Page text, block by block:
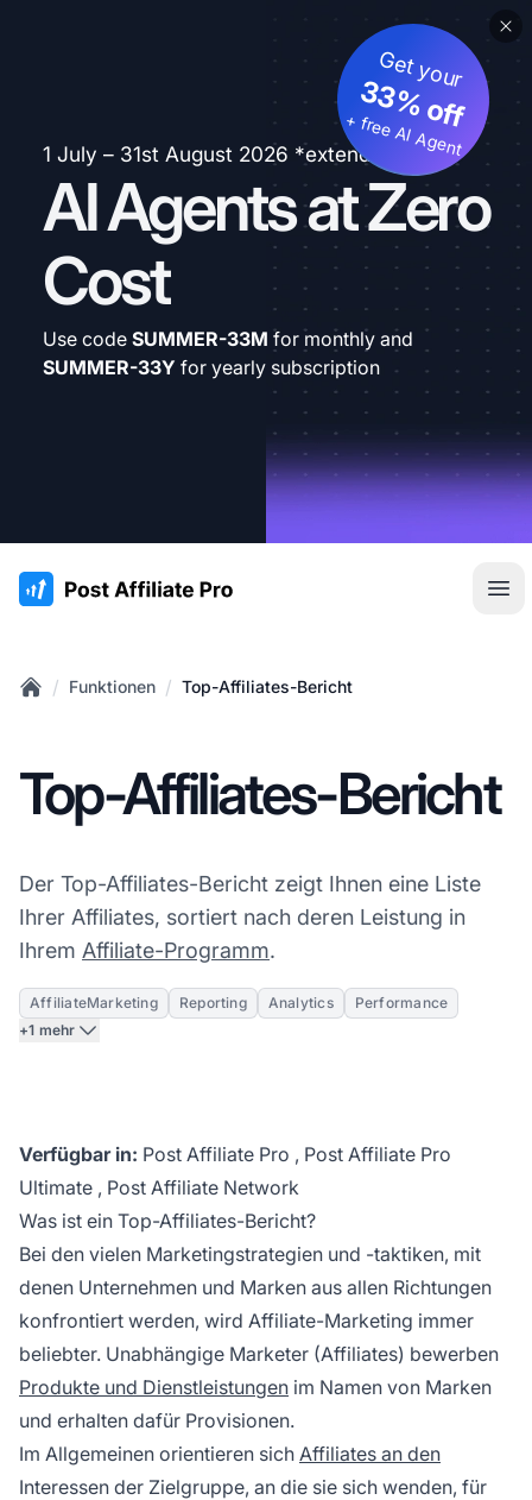
1 July – 31st August 2026 *extended
AI Agents at Zero
Cost
Get your
33% off
+ free AI Agent
Use code SUMMER-33M for monthly and
SUMMER-33Y for yearly subscription
:site.title
/ Funktionen / Top-Affiliates-Bericht
Top-Affiliates-Bericht
Der Top-Affiliates-Bericht zeigt Ihnen eine Liste
Ihrer Affiliates, sortiert nach deren Leistung in
Ihrem Affiliate-Programm.
AffiliateMarketing Reporting Analytics
Performance
+1 mehr
Verfügbar in: Post Affiliate Pro , Post Affiliate Pro
Ultimate , Post Affiliate Network
Was ist ein Top-Affiliates-Bericht?
Bei den vielen Marketingstrategien und -taktiken, mit
denen Unternehmen und Marken aus allen Richtungen
konfrontiert werden, wird Affiliate-Marketing immer
beliebter. Unabhängige Marketer (Affiliates) bewerben
Produkte und Dienstleistungen im Namen von Marken
und erhalten dafür Provisionen.
Im Allgemeinen orientieren sich Affiliates an den
Interessen der Zielgruppe, an die sie sich wenden, für